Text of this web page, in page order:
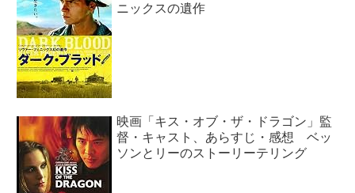
ニックスの遺作
映画「キス・オブ・ザ・ドラゴン」監
督・キャスト、あらすじ・感想 ベッ
ソンとリーのストーリーテリング